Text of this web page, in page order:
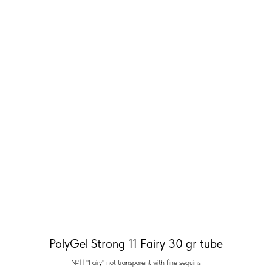
PolyGel Strong 11 Fairy 30 gr tube
№11 "Fairy" not transparent with fine sequins